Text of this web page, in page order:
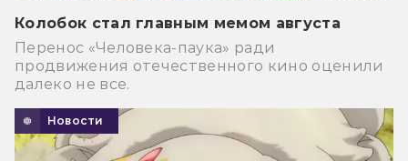
Колобок стал главным мемом августа
Перенос «Человека-паука» ради
продвижения отечественного кино оценили
далеко не все.
Новости